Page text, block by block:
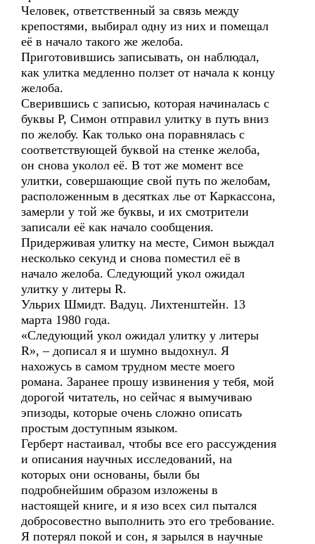
Человек, ответственный за связь между
крепостями, выбирал одну из них и помещал
её в начало такого же желоба.
Приготовившись записывать, он наблюдал,
как улитка медленно ползет от начала к концу
желоба.
Сверившись с записью, которая начиналась с
буквы P, Симон отправил улитку в путь вниз
по желобу. Как только она поравнялась с
соответствующей буквой на стенке желоба,
он снова уколол её. В тот же момент все
улитки, совершающие свой путь по желобам,
расположенным в десятках лье от Каркассона,
замерли у той же буквы, и их смотрители
записали её как начало сообщения.
Придерживая улитку на месте, Симон выждал
несколько секунд и снова поместил её в
начало желоба. Следующий укол ожидал
улитку у литеры R.
Ульрих Шмидт. Вадуц. Лихтенштейн. 13
марта 1980 года.
«Следующий укол ожидал улитку у литеры
R», – дописал я и шумно выдохнул. Я
нахожусь в самом трудном месте моего
романа. Заранее прошу извинения у тебя, мой
дорогой читатель, но сейчас я вымучиваю
эпизоды, которые очень сложно описать
простым доступным языком.
Герберт настаивал, чтобы все его рассуждения
и описания научных исследований, на
которых они основаны, были бы
подробнейшим образом изложены в
настоящей книге, и я изо всех сил пытался
добросовестно выполнить это его требование.
Я потерял покой и сон, я зарылся в научные